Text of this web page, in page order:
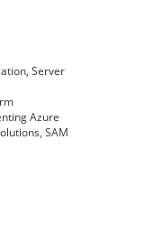
Server
Azure
SAM